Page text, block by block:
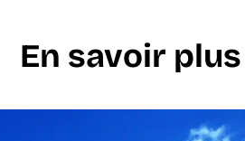
En savoir plus